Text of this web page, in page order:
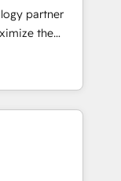
partner
the
&
experience